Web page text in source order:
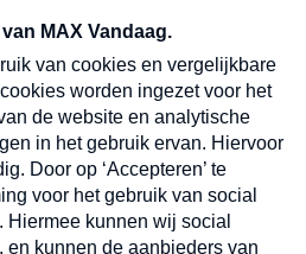
en dinsdagochtend in
Verzend